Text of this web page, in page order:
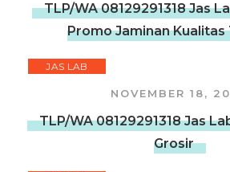
TLP/WA 08129291318 Jas
Promo Jaminan
JAS LAB
NOVEMBER 18,
TLP/WA 08129291318 Jas
Grosir